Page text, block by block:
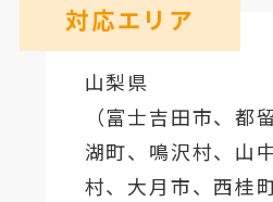
対応エリア
山梨県
（富士吉田市、都
湖町、鳴沢村、山
村、 大月市、西桂